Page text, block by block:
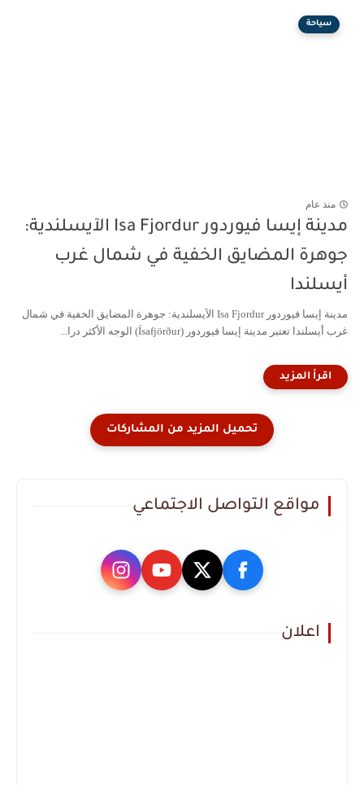
سياحة
منذ عام
مدينة إيسا فيوردور Isa Fjordur الآيسلندية:
جوهرة المضايق الخفية في شمال غرب
أيسلندا
مدينة إيسا فيوردور Isa Fjordur الآيسلندية: جوهرة المضايق الخفية في شمال
غرب أيسلندا تعتبر مدينة إيسا فيوردور (Ísafjörður) الوجه الأكثر درا...
مواقع التواصل الاجتماعي
اعلان